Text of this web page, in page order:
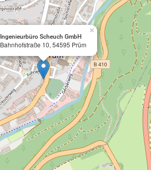
Ingenieurbüro Scheuch GmbH
Bahnhofstraße 10, 54595 Prüm
×